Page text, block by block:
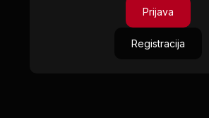
Prijava
Registracija